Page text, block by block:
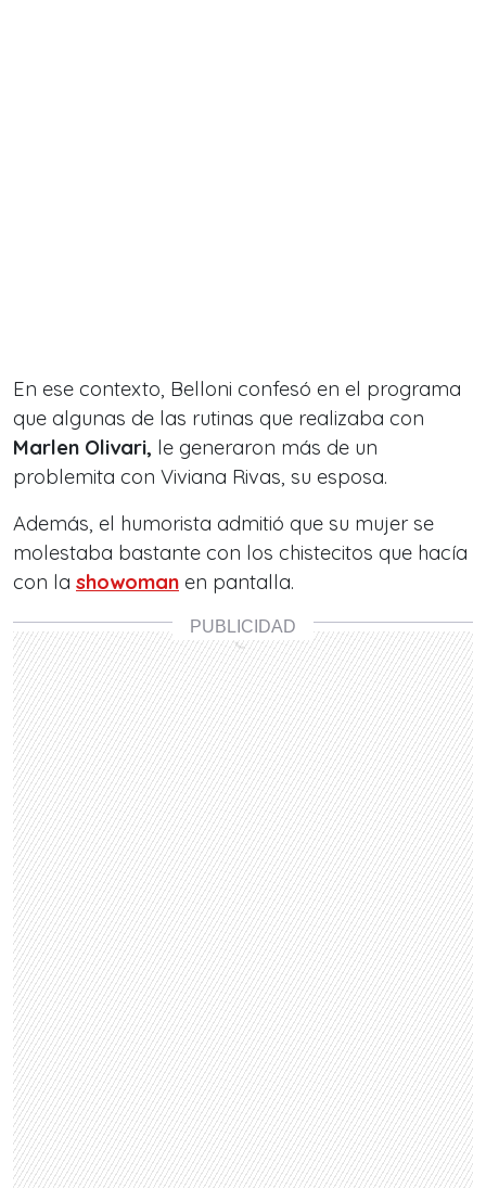
En ese contexto, Belloni confesó en el programa
que algunas de las rutinas que realizaba con
Marlen Olivari, le generaron más de un
problemita con Viviana Rivas, su esposa.
Además, el humorista admitió que su mujer se
molestaba bastante con los chistecitos que hacía
con la showoman en pantalla.